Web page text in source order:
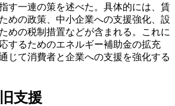
す一連の策を述べた。具体的には、賃
めの政策、中小企業への支援強化、設
めの税制措置などが含まれる。これに
するためのエネルギー補助金の拡充
じて消費者と企業への支援を強化する
支援